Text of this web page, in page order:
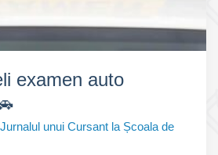
examen auto
Jurnalul unui Cursant la Școala de